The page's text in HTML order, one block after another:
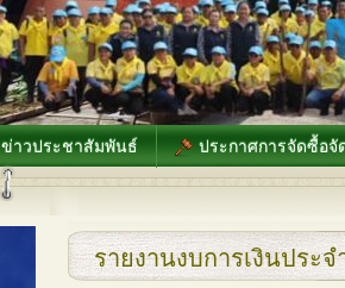
ข่าวประชาสัมพันธ์ ประกาศการจัดซื้อจั
รายงานงบการเงินประจ